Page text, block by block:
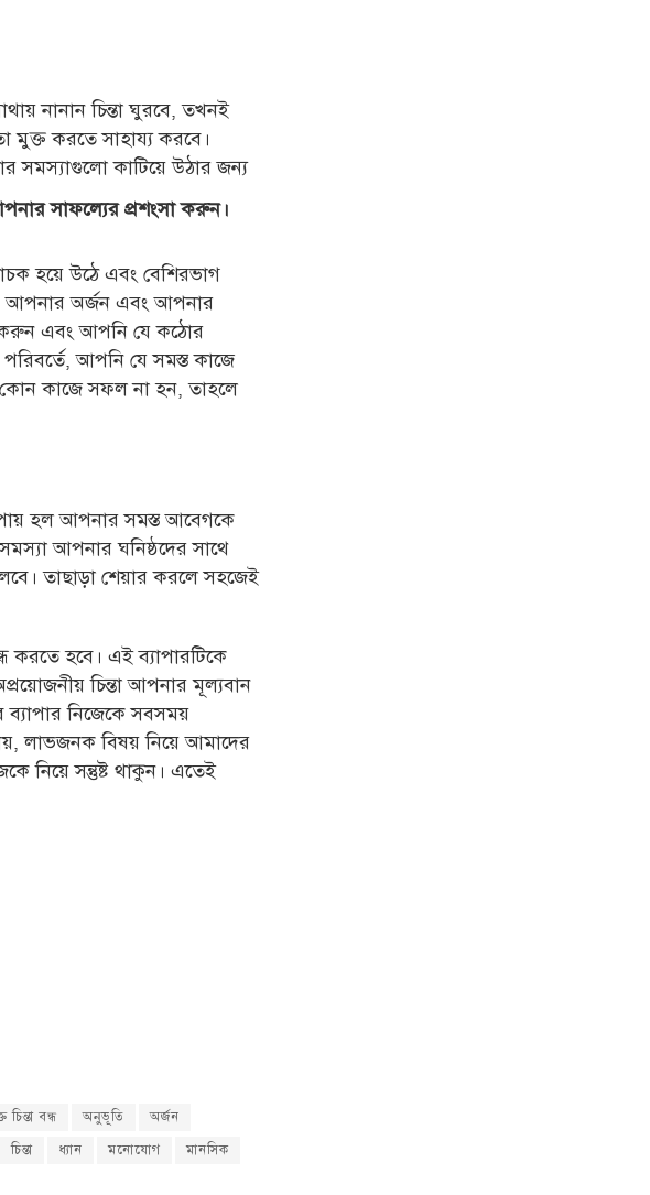
নানান চিন্তা ঘুরবে, তখনই
মুক্ত করতে সাহায্য করবে।
সমস্যাগুলো কাটিয়ে উঠার জন্য
সাফল্যের প্রশংসা করুন।
হয়ে উঠে এবং বেশিরভাগ
আপনার অর্জন এবং আপনার
করুন এবং আপনি যে কঠোর
আপনি যে সমস্ত কাজে
কোন কাজে সফল না হন, তাহলে
হল আপনার সমস্ত আবেগকে
সমস্যাআপনার ঘনিষ্ঠদের সাথে
তাছাড়া শেয়ার করলেসহজেই
করতে হবে। এই ব্যাপারটিকে
চিন্তা আপনার মূল্যবান
নিজেকে সবসময়
লাভজনক বিষয় নিয়ে আমাদের
নিয়ে সন্তুষ্ট থাকুন। এতেই
চিন্তা বন্ধ অনুভূতি
অর্জন
চিন্তা ধ্যান মনোযোগ
মানসিক